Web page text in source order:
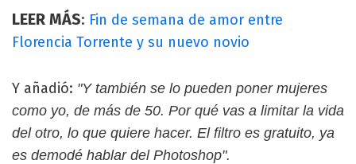
LEER MÁS: Fin de semana de amor entre
Florencia Torrente y su nuevo novio
Y añadió: "Y también se lo pueden poner mujeres
como yo, de más de 50. Por qué vas a limitar la vida
del otro, lo que quiere hacer. El filtro es gratuito, ya
es demodé hablar del Photoshop".